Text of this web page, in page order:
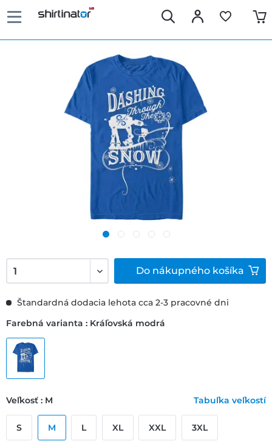
Štandardná dodacia lehota cca 2-3 pracovné dni
Farebná varianta : Kráľovská modrá
Veľkosť : M Tabuľka veľkostí
S M L XL XXL 3XL
Do nákupného košíka